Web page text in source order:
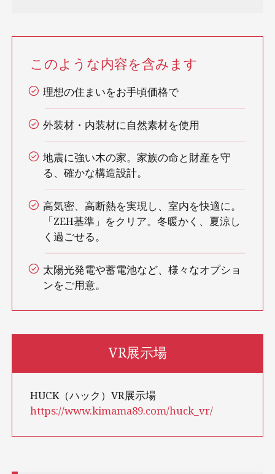
このような内容を含みます
理想の住まいをお手頃価格で
外装材・内装材に自然素材を使用
地震に強い木の家。家族の命と財産を守
る、確かな構造設計。
高気密、高断熱を実現し、室内を快適に。
「ZEH基準」をクリア。冬暖かく、夏涼し
く過ごせる。
太陽光発電や蓄電池など、様々なオプショ
ンをご用意。
VR展示場
HUCK（ハック）VR展示場
https://www.kimama89.com/huck_vr/